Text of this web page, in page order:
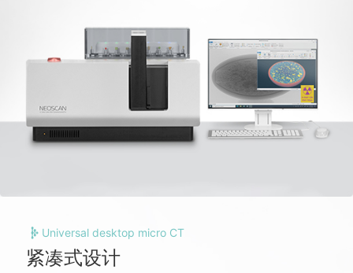
Universal desktop micro CT
紧凑式设计